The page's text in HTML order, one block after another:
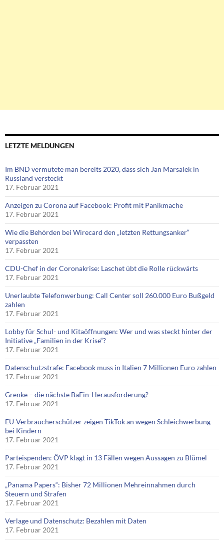
LETZTE MELDUNGEN
Im BND vermutete man bereits 2020, dass sich Jan Marsalek in
Russland versteckt
17. Februar 2021
Anzeigen zu Corona auf Facebook: Profit mit Panikmache
17. Februar 2021
Wie die Behörden bei Wirecard den „letzten Rettungsanker“
verpassten
17. Februar 2021
CDU-Chef in der Coronakrise: Laschet übt die Rolle rückwärts
17. Februar 2021
Unerlaubte Telefonwerbung: Call Center soll 260.000 Euro Bußgeld
zahlen
17. Februar 2021
Lobby für Schul- und Kitaöffnungen: Wer und was steckt hinter der
Initiative „Familien in der Krise“?
17. Februar 2021
Datenschutzstrafe: Facebook muss in Italien 7 Millionen Euro zahlen
17. Februar 2021
Grenke – die nächste BaFin-Herausforderung?
17. Februar 2021
EU-Verbraucherschützer zeigen TikTok an wegen Schleichwerbung
bei Kindern
17. Februar 2021
Parteispenden: ÖVP klagt in 13 Fällen wegen Aussagen zu Blümel
17. Februar 2021
„Panama Papers“: Bisher 72 Millionen Mehreinnahmen durch
Steuern und Strafen
17. Februar 2021
Verlage und Datenschutz: Bezahlen mit Daten
17. Februar 2021